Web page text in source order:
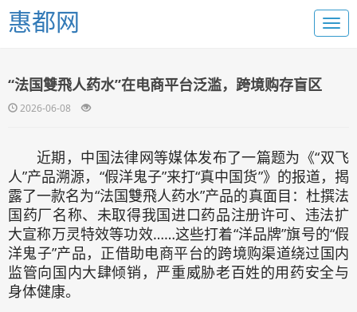
惠都网
“法国雙飛人药水”在电商平台泛滥，跨境购存盲区
2026-06-08
近期，中国法律网等媒体发布了一篇题为《“双飞
人”产品溯源，“假洋鬼子”来打“真中国货”》的报道，揭
露了一款名为“法国雙飛人药水”产品的真面目：杜撰法
国药厂名称、未取得我国进口药品注册许可、违法扩
大宣称万灵特效等功效……这些打着“洋品牌”旗号的“假
洋鬼子”产品，正借助电商平台的跨境购渠道绕过国内
监管向国内大肆倾销，严重威胁老百姓的用药安全与
身体健康。